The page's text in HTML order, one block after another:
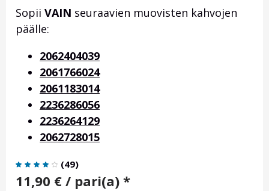
Sopii VAIN seuraavien muovisten kahvojen
päälle:
2062404039
2061766024
2061183014
2236286056
2236264129
2062728015
(49)
11,90 € / pari(a) *